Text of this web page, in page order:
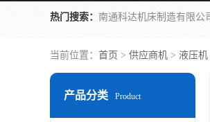
热门搜索：
当前位置： 首页 > 供应商机 > 液压机
产品分类 Product